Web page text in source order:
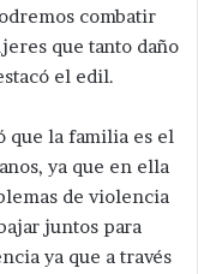
combatir
que tanto daño
el edil.
que la familia es el
ya que en ella
de violencia
juntos para
ya que a través